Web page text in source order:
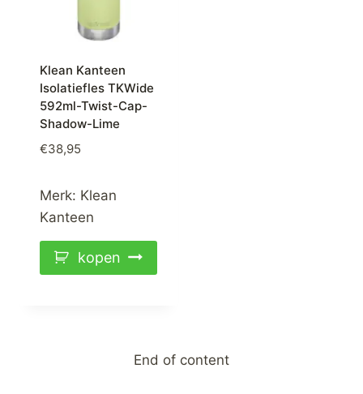
Klean Kanteen
Isolatiefles TKWide
592ml-Twist-Cap-
Shadow-Lime
€38,95
Merk: Klean
Kanteen
kopen
End of content